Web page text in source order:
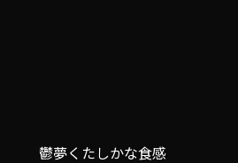
鬱夢くたしかな食感